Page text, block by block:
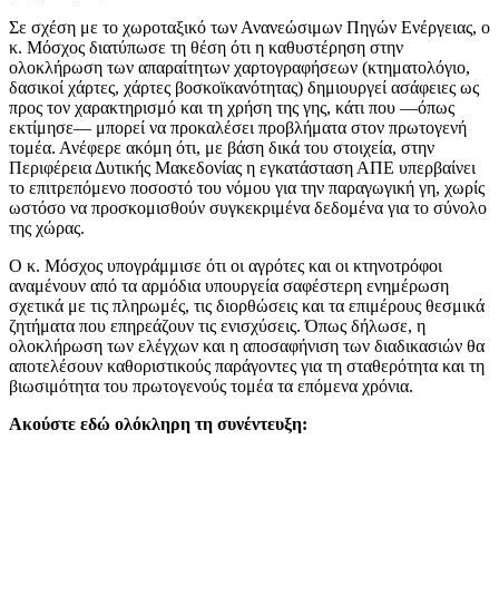
Σε σχέση με το χωροταξικό των Ανανεώσιμων Πηγών Ενέργειας, ο
κ. Μόσχος διατύπωσε τη θέση ότι η καθυστέρηση στην
ολοκλήρωση των απαραίτητων χαρτογραφήσεων (κτηματολόγιο,
δασικοί χάρτες, χάρτες βοσκοϊκανότητας) δημιουργεί ασάφειες ως
προς τον χαρακτηρισμό και τη χρήση της γης, κάτι που —όπως
εκτίμησε— μπορεί να προκαλέσει προβλήματα στον πρωτογενή
τομέα. Ανέφερε ακόμη ότι, με βάση δικά του στοιχεία, στην
Περιφέρεια Δυτικής Μακεδονίας η εγκατάσταση ΑΠΕ υπερβαίνει
το επιτρεπόμενο ποσοστό του νόμου για την παραγωγική γη, χωρίς
ωστόσο να προσκομισθούν συγκεκριμένα δεδομένα για το σύνολο
της χώρας.
Ο κ. Μόσχος υπογράμμισε ότι οι αγρότες και οι κτηνοτρόφοι
αναμένουν από τα αρμόδια υπουργεία σαφέστερη ενημέρωση
σχετικά με τις πληρωμές, τις διορθώσεις και τα επιμέρους θεσμικά
ζητήματα που επηρεάζουν τις ενισχύσεις. Όπως δήλωσε, η
ολοκλήρωση των ελέγχων και η αποσαφήνιση των διαδικασιών θα
αποτελέσουν καθοριστικούς παράγοντες για τη σταθερότητα και τη
βιωσιμότητα του πρωτογενούς τομέα τα επόμενα χρόνια.
Ακούστε εδώ ολόκληρη τη συνέντευξη: